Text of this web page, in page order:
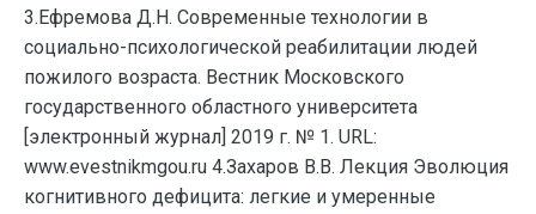
3.Ефремова Д.Н. Современные технологии в
социально-психологической реабилитации людей
пожилого возраста. Вестник Московского
государственного областного университета
[электронный журнал] 2019 г. № 1. URL:
www.evestnikmgou.ru 4.Захаров В.В. Лекция Эволюция
когнитивного дефицита: легкие и умеренные